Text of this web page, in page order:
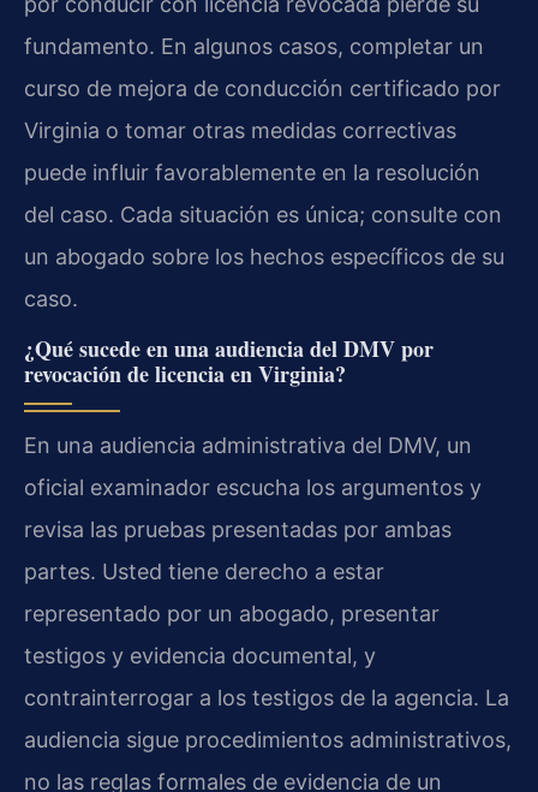
fundamento. En algunos casos, completar un
curso de mejora de conducción certificado por
Virginia o tomar otras medidas correctivas
puede influir favorablemente en la resolución
del caso. Cada situación es única; consulte con
un abogado sobre los hechos específicos de su
caso.
¿Qué sucede en una audiencia del DMV por
revocación de licencia en Virginia?
En una audiencia administrativa del DMV, un
oficial examinador escucha los argumentos y
revisa las pruebas presentadas por ambas
partes. Usted tiene derecho a estar
representado por un abogado, presentar
testigos y evidencia documental, y
contrainterrogar a los testigos de la agencia. La
audiencia sigue procedimientos administrativos,
no las reglas formales de evidencia de un